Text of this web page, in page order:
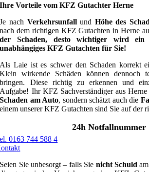
Ihre Vorteile vom KFZ Gutachter Herne
Je nach Verkehrsunfallund Höhe des
nach dem richtigen KFZ Gutachten in Herne
der Schaden, desto wichtiger wird ein
unabhängiges KFZ Gutachten für Sie!
Als Laie ist es schwer den Schaden korrekt
Klein wirkende Schäden können dennoch
bringen. Diese richtig zu erkennen und
Aufgabe! Ihr KFZ Sachverständiger aus
Schaden am Auto, sondern schätzt auch die
einem unserer KFZ Gutachten sind Sie auf der
24h Notfallnummer
0163 744 588 4
Seien Sie unbesorgt – falls Sie nicht Schuld